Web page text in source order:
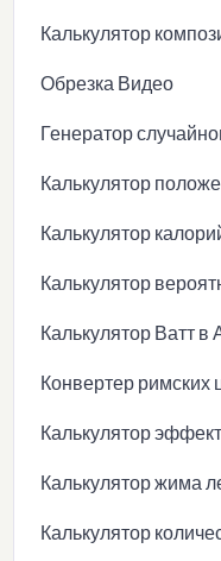
Калькулятор
Обрезка Видео
Генератор
Калькулятор
Калькулятор
Калькулятор
Калькулятор Ватт
Конвертер римских
Калькулятор
Калькулятор жима
Калькулятор